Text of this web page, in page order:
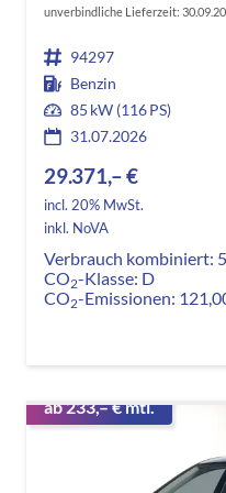
unverbindliche Lieferzeit:
94297
Benzin
85 kW (116 PS)
31.07.2026
29.371,– €
incl. 20% MwSt.
inkl. NoVA
Verbrauch kombiniert:
CO2-Klasse: D
CO2-Emissionen:
ab 233,– € mtl.